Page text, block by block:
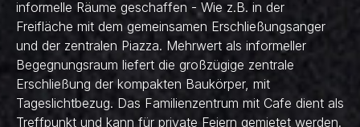
informelle Räume geschaffen - Wie z.B. in der
Freifläche mit dem gemeinsamen Erschließungsanger
und der zentralen Piazza. Mehrwert als informeller
Begegnungsraum liefert die großzügige zentrale
Erschließung der kompakten Baukörper, mit
Tageslichtbezug. Das Familienzentrum mit Cafe dient als
Treffpunkt und kann für private Feiern gemietet werden.